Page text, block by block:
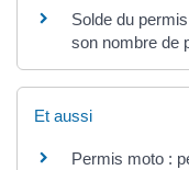
Solde du
son nombre de
Et aussi
Permis moto :